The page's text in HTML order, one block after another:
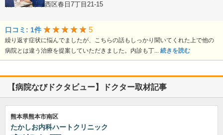
熊本県熊本市西区春日7丁目21-15
口コミ: 1件 5
繰り返す症状に悩んでましたが、こちらの話もしっかり聞いてくれた上で他の
病院とは違う治療を提案していただきました。内診も丁... 続きを読む
【病院なびドクタビュー】ドクター取材記事
熊本県熊本市南区
たかしお内科ハートクリニック